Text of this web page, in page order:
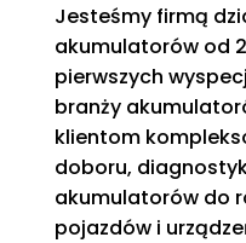
Jesteśmy firmą
akumulatorów od
pierwszych
branży
klientom
doboru,
akumulatorów do
pojazdów i